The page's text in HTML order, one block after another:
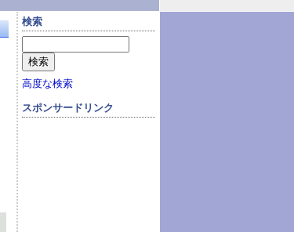
検索
高度な検索
スポンサードリンク